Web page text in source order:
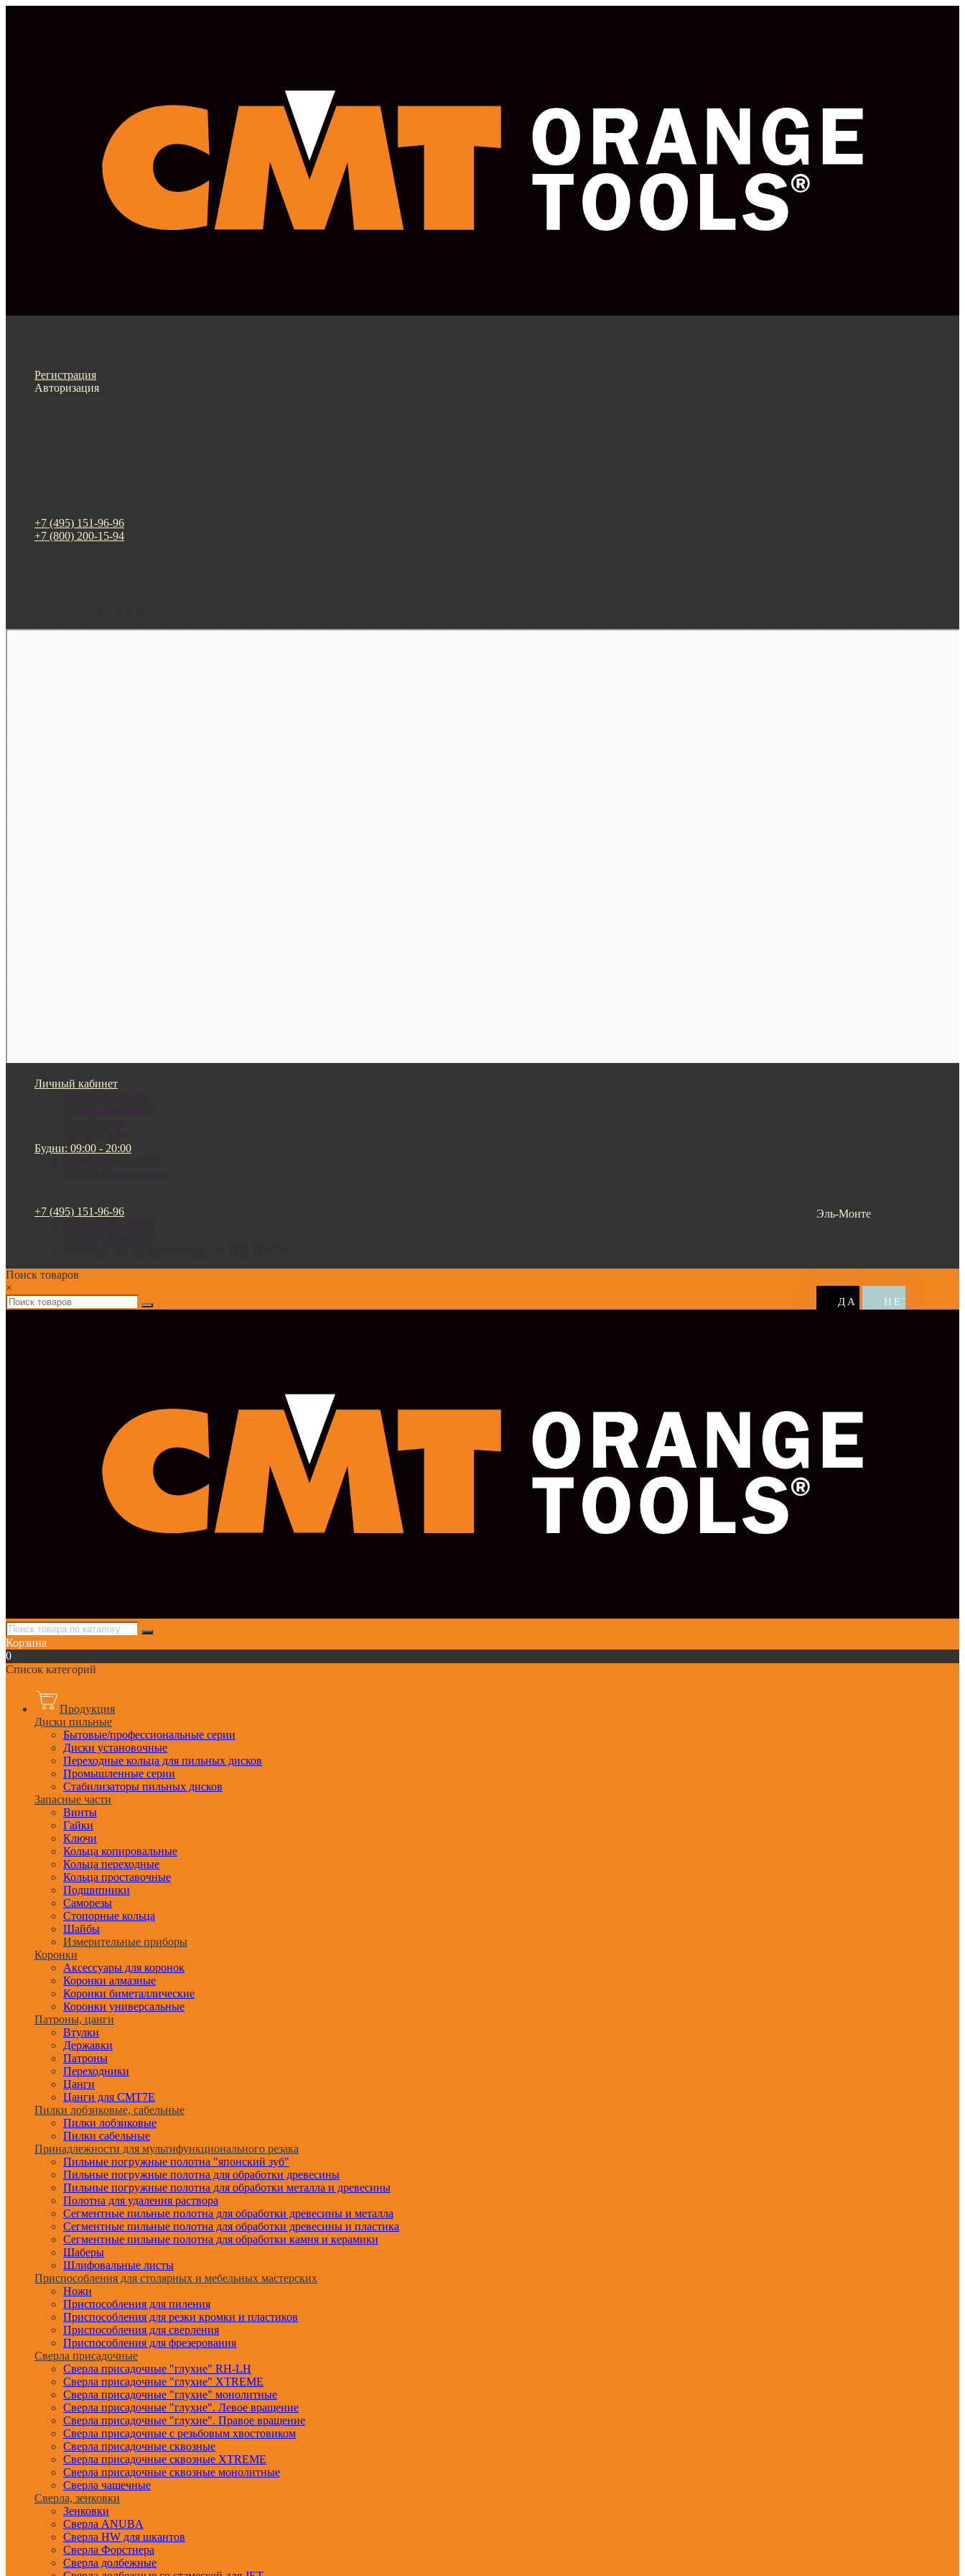
Регистрация
Авторизация
+7 (495) 151-96-96
+7 (800) 200-15-94
Москва
Личный кабинет
Будни: 09:00 - 20:00
Эль-Монте
+7 (495) 151-96-96
Поиск товаров
×
Корзина
0
Список категорий
Продукция
Диски пильные
Бытовые/профессиональные серии
Диски установочные
Переходные кольца для пильных дисков
Промышленные серии
Стабилизаторы пильных дисков
Запасные части
Винты
Гайки
Ключи
Кольца копировальные
Кольца переходные
Кольца проставочные
Подшипники
Саморезы
Стопорные кольца
Шайбы
Измерительные приборы
Коронки
Аксессуары для коронок
Коронки алмазные
Коронки биметаллические
Коронки универсальные
Патроны, цанги
Втулки
Державки
Патроны
Переходники
Цанги
Цанги для CMT7E
Пилки лобзиковые, сабельные
Пилки лобзиковые
Пилки сабельные
Принадлежности для мультифункционального резака
Пильные погружные полотна "японский зуб"
Пильные погружные полотна для обработки древесины
Пильные погружные полотна для обработки металла и древесины
Полотна для удаления раствора
Сегментные пильные полотна для обработки древесины и металла
Сегментные пильные полотна для обработки древесины и пластика
Сегментные пильные полотна для обработки камня и керамики
Шаберы
Шлифовальные листы
Приспособления для столярных и мебельных мастерских
Ножи
Приспособления для пиления
Приспособления для резки кромки и пластиков
Приспособления для сверления
Приспособления для фрезерования
Сверла присадочные
Сверла присадочные "глухие" RH-LH
Сверла присадочные "глухие" XTREME
Сверла присадочные "глухие" монолитные
Сверла присадочные "глухие". Левое вращение
Сверла присадочные "глухие". Правое вращение
Сверла присадочные с резьбовым хвостовиком
Сверла присадочные сквозные
Сверла присадочные сквозные XTREME
Сверла присадочные сквозные монолитные
Сверла чашечные
Сверла, зенковки
Зенковки
Сверла ANUBA
Сверла HW для шкантов
Сверла Форстнера
Сверла долбежные